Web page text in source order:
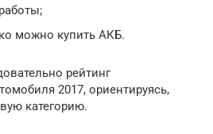
можно купить АКБ.
рейтинг
2017, ориентируясь,
категорию.